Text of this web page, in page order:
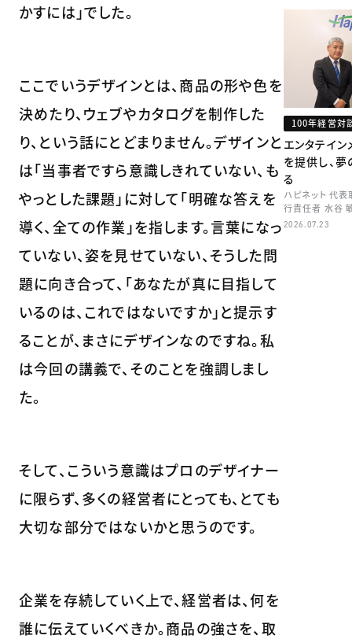
かすには」でした。
ここでいうデザインとは、商品の形や色を
決めたり、ウェブやカタログを制作した
り、という話にとどまりません。デザインと
は「当事者ですら意識しきれていない、も
やっとした課題」に対して「明確な答えを
導く、全ての作業」を指します。言葉になっ
ていない、姿を見せていない、そうした問
題に向き合って、「あなたが真に目指して
いるのは、これではないですか」と提示す
ることが、まさにデザインなのですね。私
は今回の講義で、そのことを強調しまし
た。
そして、こういう意識はプロのデザイナー
に限らず、多くの経営者にとっても、とても
大切な部分ではないかと思うのです。
企業を存続していく上で、経営者は、何を
誰に伝えていくべきか。商品の強さを、取
100年経営対
エンタテイ
を提供し、
る
ハピネット 代
行責任者 水谷
2026.07.23